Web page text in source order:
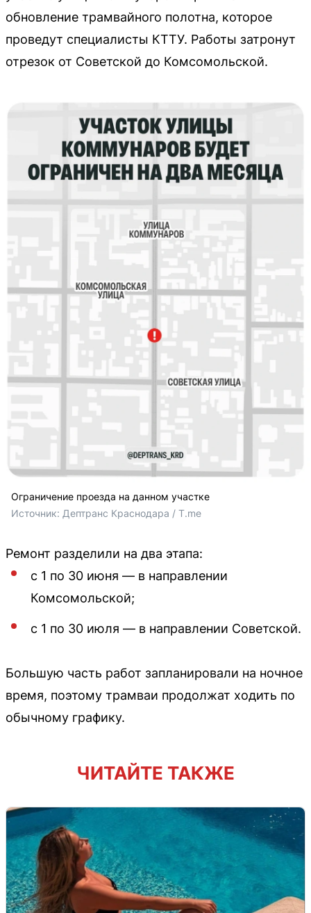
обновление трамвайного полотна, которое
проведут специалисты КТТУ. Работы затронут
отрезок от Советской до Комсомольской.
Ограничение проезда на данном участке
Источник: Дептранс Краснодара / T.me
Ремонт разделили на два этапа:
с 1 по 30 июня — в направлении
Комсомольской;
с 1 по 30 июля — в направлении Советской.
Большую часть работ запланировали на ночное
время, поэтому трамваи продолжат ходить по
обычному графику.
ЧИТАЙТЕ ТАКЖЕ